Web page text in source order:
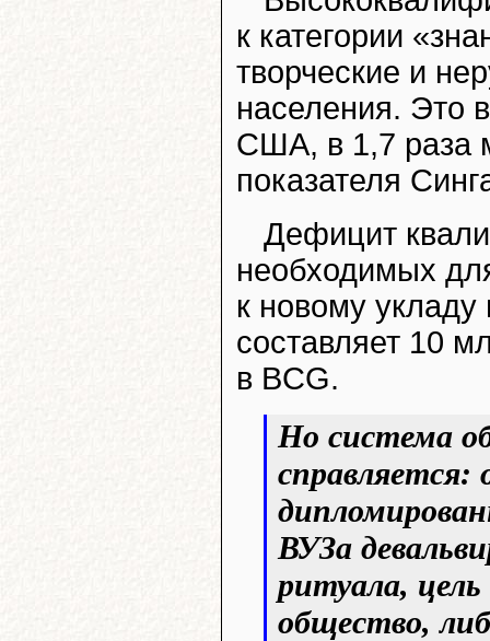
к категории
творческие и
населения. Это
США, в 1,7 раза
показателя
Дефицит
необходимых
к новому
составляет 10
в BCG.
Но система
справляется:
ВУЗа
ритуала, цель
общество,